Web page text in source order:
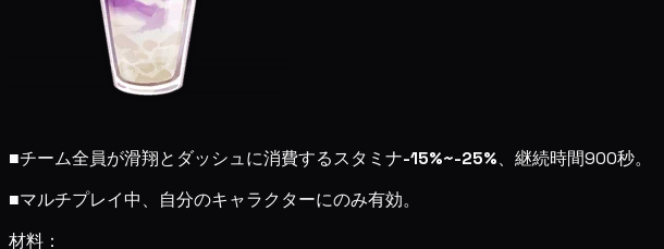
■チーム全員が滑翔とダッシュに消費するスタミナ-15%~-25%、継続時間900秒。
■マルチプレイ中、自分のキャラクターにのみ有効。
材料：